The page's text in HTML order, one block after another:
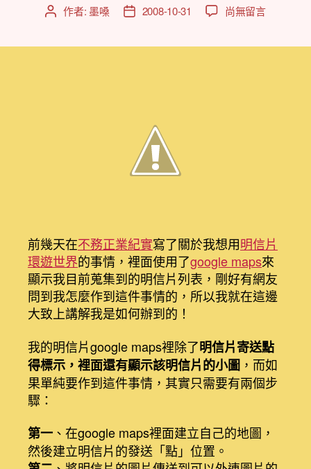
文 作者: 墨嗓
文 2008-10-31
在
方
法〉
中
尚無留言
前幾天在不務正業紀實寫了關於我想用明信片
環遊世界的事情，裡面使用了google maps來
顯示我目前蒐集到的明信片列表，剛好有網友
問到我怎麼作到這件事情的，所以我就在這邊
大致上講解我是如何辦到的！
我的明信片google maps裡除了明信片寄送點
得標示，裡面還有顯示該明信片的小圖 ，而如
果單純要作到這件事情，其實只需要有兩個步
驟：
第一 、在google maps裡面建立自己的地圖，
然後建立明信片的發送「點」位置。